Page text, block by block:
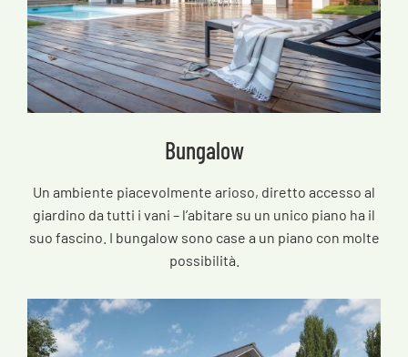
Bungalow
Un ambiente piacevolmente arioso, diretto accesso al
giardino da tutti i vani – l’abitare su un unico piano ha il
suo fascino. I bungalow sono case a un piano con molte
possibilità.